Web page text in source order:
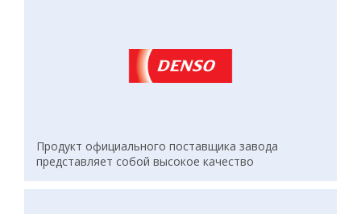
Продукт официального поставщика завода
представляет собой высокое качество